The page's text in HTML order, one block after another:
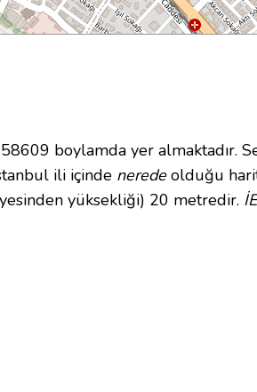
boylamda yer almaktadır.
ili içinde neredeolduğu
yüksekliği) 20 metredir.